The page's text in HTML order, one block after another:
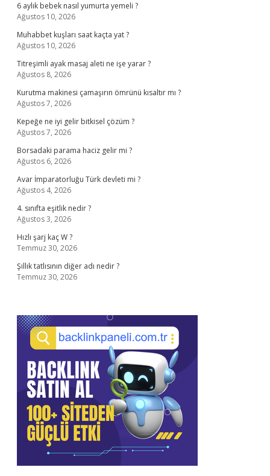
6 aylık bebek nasıl yumurta yemeli ?
Ağustos 10, 2026
Muhabbet kuşları saat kaçta yat ?
Ağustos 10, 2026
Titreşimli ayak masaj aleti ne işe yarar ?
Ağustos 8, 2026
Kurutma makinesi çamaşırın ömrünü kısaltır mı ?
Ağustos 7, 2026
Kepeğe ne iyi gelir bitkisel çözüm ?
Ağustos 7, 2026
Borsadaki parama haciz gelir mi ?
Ağustos 6, 2026
Avar İmparatorluğu Türk devleti mi ?
Ağustos 4, 2026
4. sınıfta eşitlik nedir ?
Ağustos 3, 2026
Hızlı şarj kaç W ?
Temmuz 30, 2026
Şıllık tatlısının diğer adı nedir ?
Temmuz 30, 2026